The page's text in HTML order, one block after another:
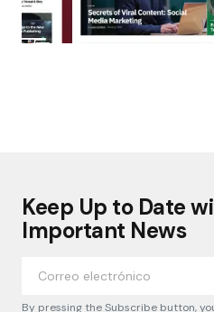
Keep Up to Date
Important News
By pressing the Subscribe button,